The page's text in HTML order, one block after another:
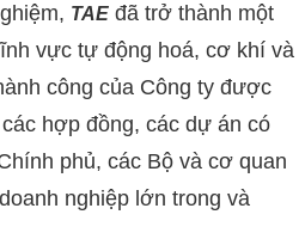
TAE đã trở thành một
vực tự động hoá, cơ khí và
công của Công ty được
hợp đồng, các dự án có
phủ, các Bộ và cơ quan
nghiệp lớn trong và